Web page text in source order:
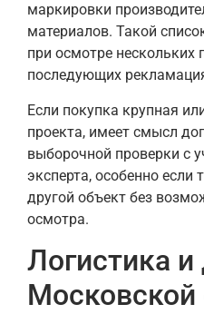
маркировки
материалов. Такой
при осмотре нескольких
последующих
Если покупка крупная
проекта, имеет смысл
выборочной проверки с
эксперта, особенно если
другой объект без
осмотра.
Логистика и
Московской